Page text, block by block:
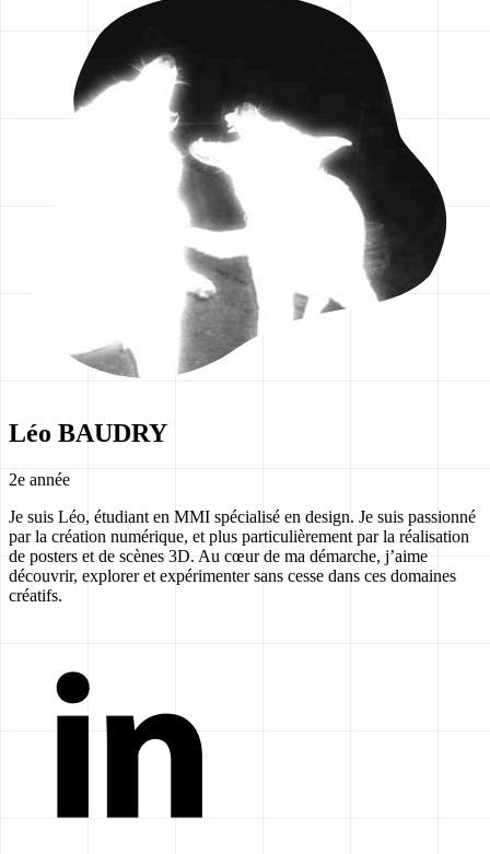
Léo BAUDRY
2e année
Je suis Léo, étudiant en MMI spécialisé en design. Je suis passionné
par la création numérique, et plus particulièrement par la réalisation
de posters et de scènes 3D. Au cœur de ma démarche, j’aime
découvrir, explorer et expérimenter sans cesse dans ces domaines
créatifs.